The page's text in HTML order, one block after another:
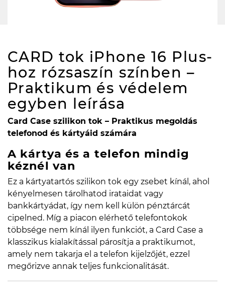
CARD tok iPhone 16 Plus-
hoz rózsaszín színben –
Praktikum és védelem
egyben leírása
Card Case szilikon tok – Praktikus megoldás
telefonod és kártyáid számára
A kártya és a telefon mindig
kéznél van
Ez a kártyatartós szilikon tok egy zsebet kínál, ahol
kényelmesen tárolhatod irataidat vagy
bankkártyádat, így nem kell külön pénztárcát
cipelned. Míg a piacon elérhető telefontokok
többsége nem kínál ilyen funkciót, a Card Case a
klasszikus kialakítással párosítja a praktikumot,
amely nem takarja el a telefon kijelzőjét, ezzel
megőrizve annak teljes funkcionalitását.